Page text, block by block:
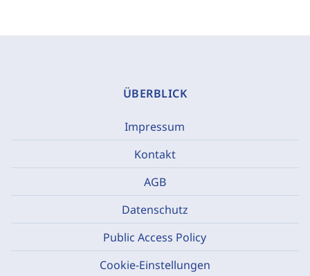
ÜBERBLICK
Impressum
Kontakt
AGB
Datenschutz
Public Access Policy
Cookie-Einstellungen